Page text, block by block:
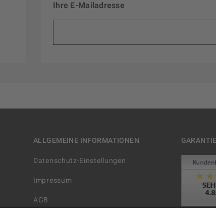
Ihre E-Mailadresse
ALLGEMEINE INFORMATIONEN
Datenschutz-Einstellungen
Impressum
AGB